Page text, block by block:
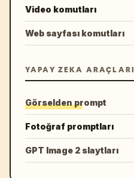
Video komutları
Web sayfası komutları
YAPAY ZEKA ARAÇLARI
Görselden prompt
Fotoğraf promptları
GPT Image 2 slaytları